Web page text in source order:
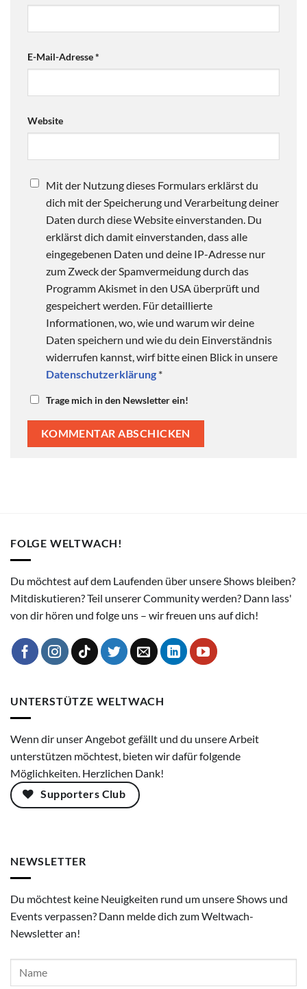
E-Mail-Adresse*
Website
Mit der Nutzung dieses Formulars erklärst du
dich mit der Speicherung und Verarbeitung deiner
Daten durch diese Website einverstanden. Du
erklärst dich damit einverstanden, dass alle
eingegebenen Daten und deine IP-Adresse nur
zum Zweck der Spamvermeidung durch das
Programm Akismet in den USA überprüft und
gespeichert werden. Für detaillierte
Informationen, wo, wie und warum wir deine
Daten speichern und wie du dein Einverständnis
widerrufen kannst, wirf bitte einen Blick in unsere
Datenschutzerklärung *
Trage mich in den Newsletter ein!
FOLGE WELTWACH!
Du möchtest auf dem Laufenden über unsere Shows bleiben?
Mitdiskutieren? Teil unserer Community werden? Dann lass'
von dir hören und folge uns – wir freuen uns auf dich!
UNTERSTÜTZE WELTWACH
Wenn dir unser Angebot gefällt und du unsere Arbeit
unterstützen möchtest, bieten wir dafür folgende
Möglichkeiten. Herzlichen Dank!
Supporters Club
NEWSLETTER
Du möchtest keine Neuigkeiten rund um unsere Shows und
Events verpassen? Dann melde dich zum Weltwach-
Newsletter an!